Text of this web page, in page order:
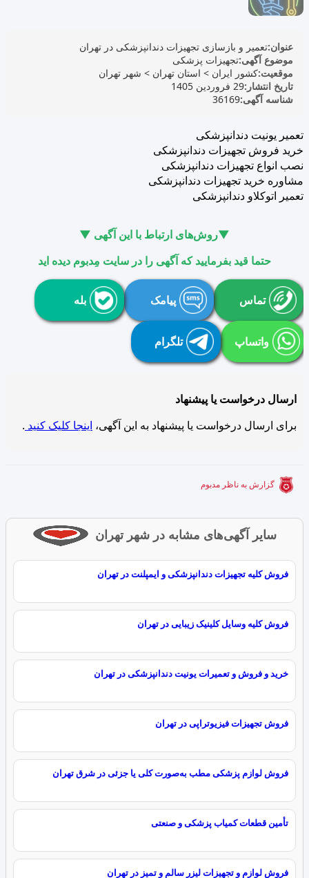
عنوان:تعمیر و بازسازی تجهیزات دندانپزشکی در تهران
موضوع آگهی:تجهیزات پزشکی
موقعیت:کشور ایران > استان تهران > شهر تهران
تاریخ انتشار:29 فروردین 1405
شناسه آگهی:36169
تعمیر یونیت دندانپزشکی
خرید فروش تجهیزات دندانپزشکی
نصب انواع تجهیزات دندانپزشکی
مشاوره خرید تجهیزات دندانپزشکی
تعمیر اتوکلاو دندانپزشکی
▼روش‌های ارتباط با این آگهی ▼
حتما قید بفرمایید که آگهی را در سایت مِدبوم دیده اید
تماس پیامک بله
واتساپ تلگرام
ارسال درخواست یا پیشنهاد
برای ارسال درخواست یا پیشنهاد به این آگهی، اینجا کلیک کنید .
گزارش به ناظر مدبوم
سایر آگهی‌های مشابه در شهر تهران
فروش کلیه تجهیزات دندانپزشکی و ایمپلنت در تهران
فروش کلیه وسایل کلینیک زیبایی در تهران
خرید و فروش و تعمیرات یونیت دندانپزشکی در تهران
فروش تجهیزات فیزیوتراپی در تهران
فروش لوازم پزشکی مطب به‌صورت کلی یا جزئی در شرق تهران
تأمین قطعات کمیاب پزشکی و صنعتی
فروش لوازم و تجهیزات لیزر سالم و تمیز در تهران